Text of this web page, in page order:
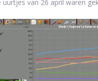
van 26 april waren